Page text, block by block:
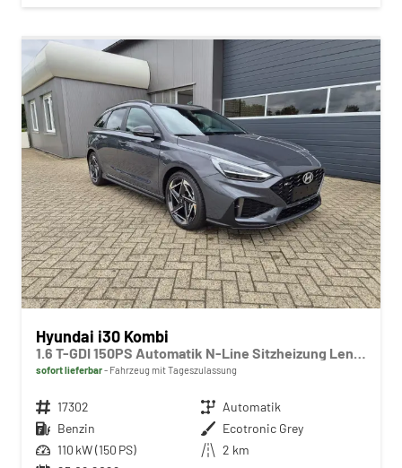
Hyundai i30 Kombi
1.6 T-GDI 150PS Automatik N-Line Sitzheizung Lenkradheizung Klimaautomatik Navi 10,3"-Touchscreen Bluelink Apple CarPlay + Android Auto PDC v+h Rückf.Kamera 18-LM
sofort lieferbar Fahrzeug mit Tageszulassung
Fahrzeugnr. 17302 Getriebe Automatik
Kraftstoff Benzin Außenfarbe Ecotronic Grey
Leistung 110 kW (150 PS) Kilometerstand 2 km